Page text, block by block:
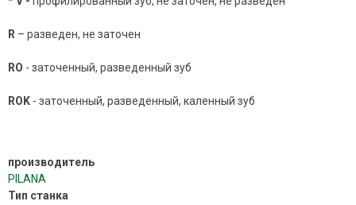
R – разведен, не заточен
RO - заточенный, разведенный зуб
RO K - заточенный, разведенный, каленный зуб
производитель
PILANA
Тип станка